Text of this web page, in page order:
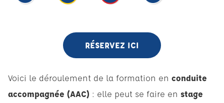
RÉSERVEZ ICI
Voici le déroulement de la formation en conduite
accompagnée (AAC) : elle peut se faire en stage